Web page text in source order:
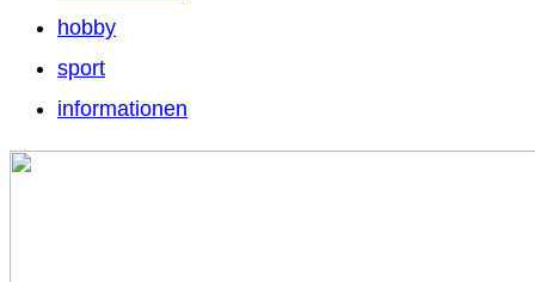
hobby
sport
informationen